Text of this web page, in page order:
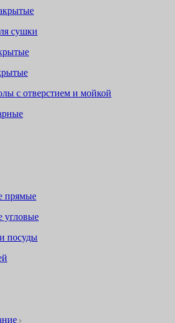
сушки
с отверстием и мойкой
прямые
угловые
посуды